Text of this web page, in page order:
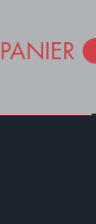
PANIER